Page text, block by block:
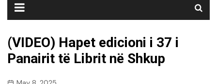
(VIDEO) Hapet edicioni i 37 i
Panairit të Librit në Shkup